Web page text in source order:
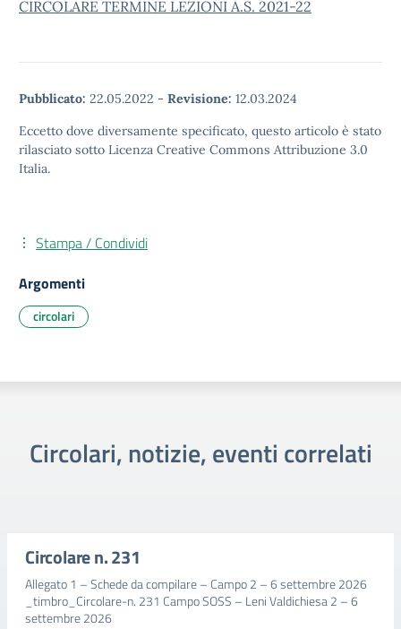
CIRCOLARE TERMINE LEZIONI A.S. 2021-22
Pubblicato: 22.05.2022 - Revisione: 12.03.2024
Eccetto dove diversamente specificato, questo articolo è stato
rilasciato sotto Licenza Creative Commons Attribuzione 3.0
Italia.
Stampa / Condividi
Argomenti
circolari
Circolari, notizie, eventi correlati
Circolare n. 231
Allegato 1 – Schede da compilare – Campo 2 – 6 settembre 2026
_timbro_Circolare-n. 231 Campo SOSS – Leni Valdichiesa 2 – 6
settembre 2026